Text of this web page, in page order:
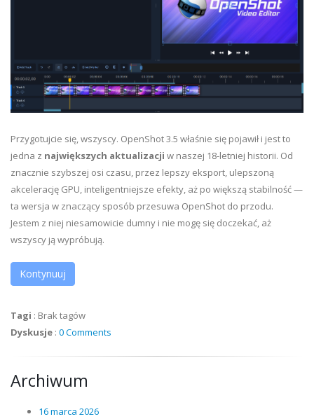
Przygotujcie się, wszyscy. OpenShot 3.5 właśnie się pojawił i jest to
jedna z największych aktualizacji w naszej 18-letniej historii. Od
znacznie szybszej osi czasu, przez lepszy eksport, ulepszoną
akcelerację GPU, inteligentniejsze efekty, aż po większą stabilność —
ta wersja w znaczący sposób przesuwa OpenShot do przodu.
Jestem z niej niesamowicie dumny i nie mogę się doczekać, aż
wszyscy ją wypróbują.
Kontynuuj
Tagi : Brak tagów
Dyskusje : 0 Comments
Archiwum
16 marca 2026